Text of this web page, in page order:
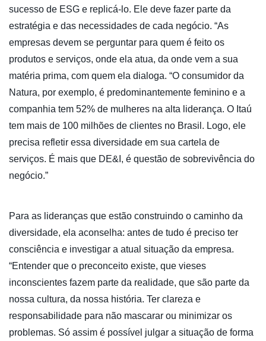
sucesso de ESG e replicá-lo. Ele deve fazer parte da
estratégia e das necessidades de cada negócio. “As
empresas devem se perguntar para quem é feito os
produtos e serviços, onde ela atua, da onde vem a sua
matéria prima, com quem ela dialoga. “O consumidor da
Natura, por exemplo, é predominantemente feminino e a
companhia tem 52% de mulheres na alta liderança. O Itaú
tem mais de 100 milhões de clientes no Brasil. Logo, ele
precisa refletir essa diversidade em sua cartela de
serviços. É mais que DE&I, é questão de sobrevivência do
negócio.”
Para as lideranças que estão construindo o caminho da
diversidade, ela aconselha: antes de tudo é preciso ter
consciência e investigar a atual situação da empresa.
“Entender que o preconceito existe, que vieses
inconscientes fazem parte da realidade, que são parte da
nossa cultura, da nossa história. Ter clareza e
responsabilidade para não mascarar ou minimizar os
problemas. Só assim é possível julgar a situação de forma